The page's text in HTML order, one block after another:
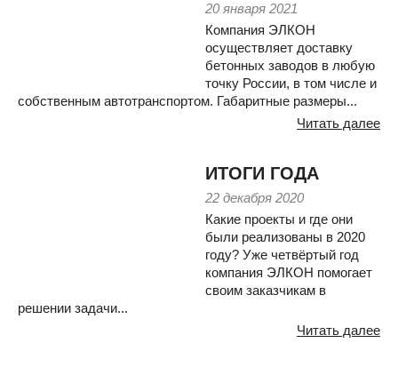
20 января 2021
Компания ЭЛКОН
осуществляет доставку
бетонных заводов в любую
точку России, в том числе и
собственным автотранспортом. Габаритные размеры...
Читать далее
ИТОГИ ГОДА
22 декабря 2020
Какие проекты и где они
были реализованы в 2020
году? Уже четвёртый год
компания ЭЛКОН помогает
своим заказчикам в
решении задачи...
Читать далее